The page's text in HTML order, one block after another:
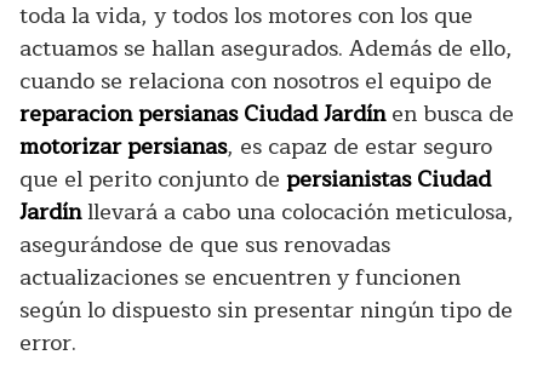
toda la vida, y todos los motores con los que
actuamos se hallan asegurados. Además de ello,
cuando se relaciona con nosotros el equipo de
reparacion persianas Ciudad Jardínen busca de
motorizar persianas, es capaz de estar seguro
que el perito conjunto de persianistas Ciudad
Jardínllevará a cabo una colocación meticulosa,
asegurándose de que sus renovadas
actualizaciones se encuentren y funcionen
según lo dispuesto sin presentar ningún tipo de
error.